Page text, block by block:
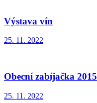
Výstava vín
25. 11. 2022
Obecní zabíjačka 2015
25. 11. 2022